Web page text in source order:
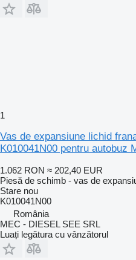
1
Vas de expansiune lichid
K010041N00 pentru autobuz
1.062 RON ≈ 202,40 EUR
Piesă de schimb - vas de
Stare nou
K010041N00
România
MEC - DIESEL SEE SRL
Luați legătura cu vânzătorul